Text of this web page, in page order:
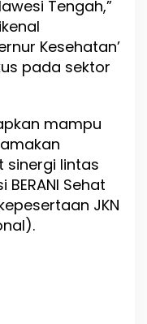
Tengah,”
Kesehatan’
pada sektor
mampu
sinergi lintas
Sehat
JKN